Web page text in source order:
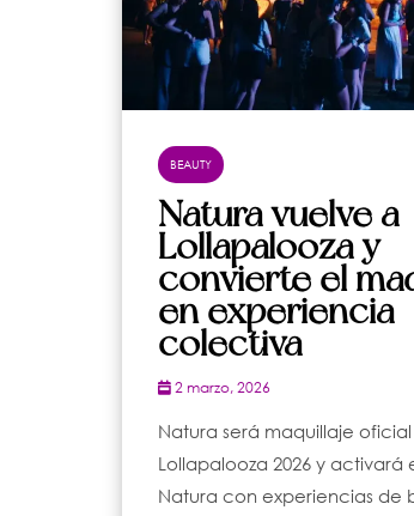
BEAUTY
Natura vuelve a
Lollapalooza y
convierte el
en experiencia
colectiva
2 marzo, 2026
Natura será maquillaje
Lollapalooza 2026 y activará
Natura con experiencias de